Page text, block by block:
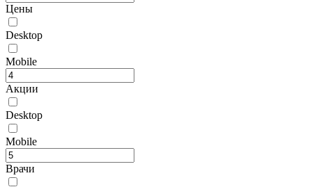
Цены
Desktop
Mobile
Акции
Desktop
Mobile
Врачи